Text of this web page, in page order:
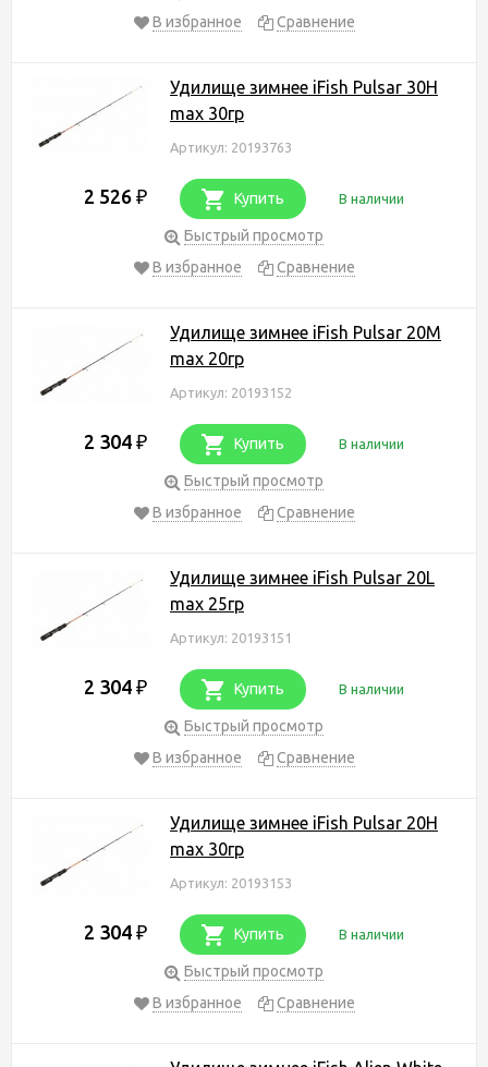
В избранное
Сравнение
Удилище зимнее iFish Pulsar 30H
max 30гр
Артикул: 20193763
2 526 ₽ Купить В наличии
Быстрый просмотр
В избранное
Сравнение
Удилище зимнее iFish Pulsar 20M
max 20гр
Артикул: 20193152
2 304 ₽ Купить В наличии
Быстрый просмотр
В избранное
Сравнение
Удилище зимнее iFish Pulsar 20L
max 25гр
Артикул: 20193151
2 304 ₽ Купить В наличии
Быстрый просмотр
В избранное
Сравнение
Удилище зимнее iFish Pulsar 20H
max 30гр
Артикул: 20193153
2 304 ₽ Купить В наличии
Быстрый просмотр
В избранное
Сравнение